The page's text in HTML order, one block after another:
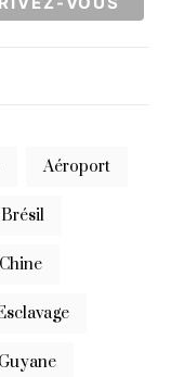
Aéroport
Brésil
Chine
Esclavage
Guyane